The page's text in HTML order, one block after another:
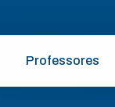
Professores